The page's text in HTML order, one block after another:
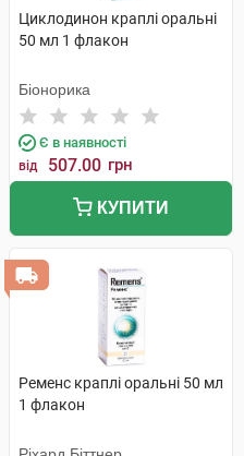
Циклодинон краплі оральні
50 мл 1 флакон
Біонорика
Є в наявності
від 507.00 грн
КУПИТИ
Ременс краплі оральні 50 мл
1 флакон